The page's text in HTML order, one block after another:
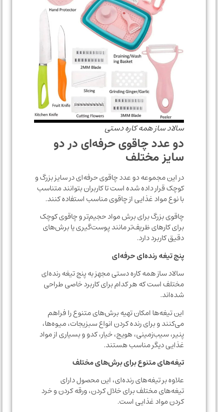
سالاد ساز همه کاره دستی
دو عدد چاقوی حرفه‌ای در دو
سایز مختلف
در این مجموعه دو عدد چاقوی حرفه‌ای در سایز بزرگ و
کوچک قرار داده شده است تا کاربران بتوانند متناسب
با نوع مواد غذایی از چاقوی مناسب استفاده کنند.
چاقوی بزرگ برای برش مواد حجیم‌تر و چاقوی کوچک
برای کارهای ظریف‌تر مانند پوست‌گیری یا برش‌های
دقیق کاربرد دارد.
پنج تیغه رنده‌ای حرفه‌ای
سالاد ساز همه کاره دستی مجهز به پنج تیغه رنده‌ای
مختلف است که هر کدام برای کاربرد خاصی طراحی
شده‌اند.
این تیغه‌ها امکان تهیه برش‌های متنوع را فراهم
می‌کنند و برای رنده کردن انواع سبزیجات، میوه‌ها،
پنیر، سیب‌زمینی، هویج، خیار، کدو و بسیاری از مواد
غذایی دیگر مناسب هستند.
تیغه‌های متنوع برای برش‌های مختلف
علاوه بر تیغه‌های رنده‌ای، این محصول دارای
تیغه‌های مختلف برای خلال کردن، ورقه کردن و خرد
کردن مواد غذایی است.